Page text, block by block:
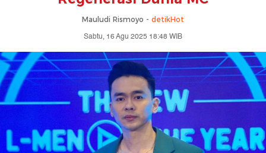
Mauludi Rismoyo - detikHot
Sabtu, 16 Agu 2025 18:48 WIB